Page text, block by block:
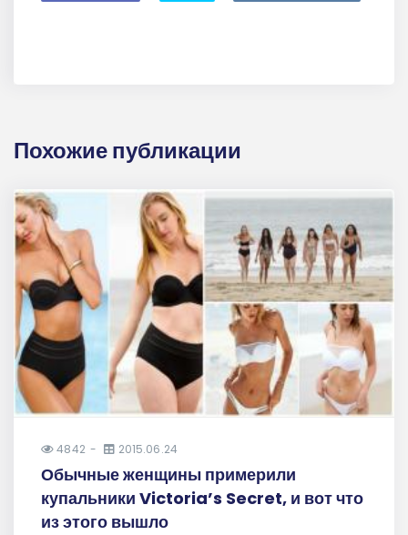
Похожие публикации
4842 2015.06.24
Обычные женщины примерили
купальники Victoria’s Secret, и вот что
из этого вышло